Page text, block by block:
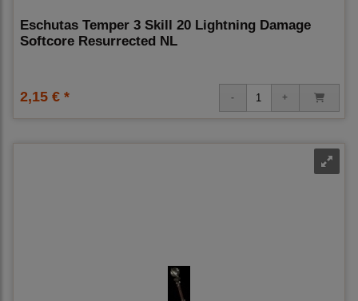
Eschutas Temper 3 Skill 20 Lightning Damage
Softcore Resurrected NL
2,15 € *